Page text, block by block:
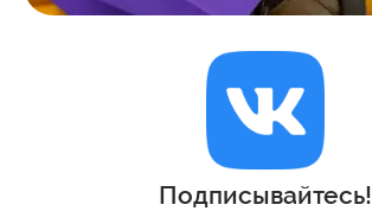
Подписывайтесь!